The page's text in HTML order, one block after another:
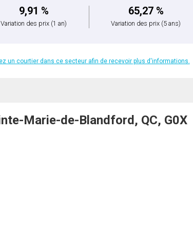
9,91 %
Variation des prix (1 an)
65,27 %
Variation des prix (5 ans)
un courtier dans ce secteur afin de recevoir plus d'informations.
Marie-de-Blandford, QC, G0X